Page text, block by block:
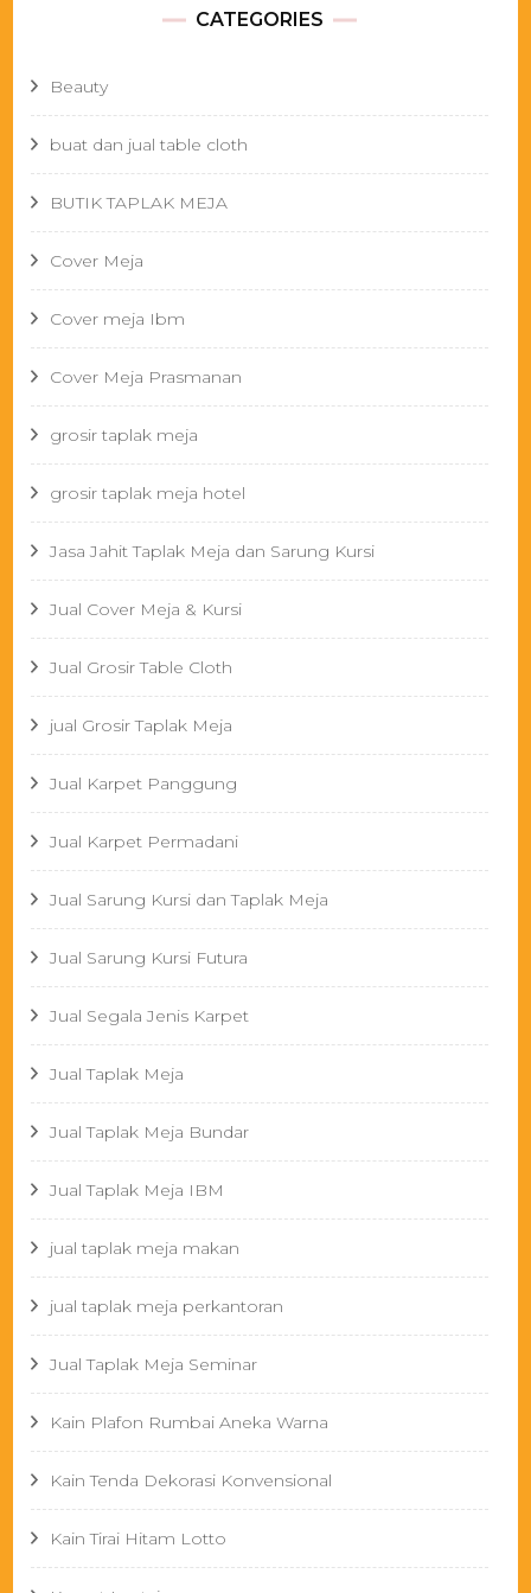
CATEGORIES
Beauty
buat dan jual table cloth
BUTIK TAPLAK MEJA
Cover Meja
Cover meja Ibm
Cover Meja Prasmanan
grosir taplak meja
grosir taplak meja hotel
Jasa Jahit Taplak Meja dan Sarung Kursi
Jual Cover Meja & Kursi
Jual Grosir Table Cloth
jual Grosir Taplak Meja
Jual Karpet Panggung
Jual Karpet Permadani
Jual Sarung Kursi dan Taplak Meja
Jual Sarung Kursi Futura
Jual Segala Jenis Karpet
Jual Taplak Meja
Jual Taplak Meja Bundar
Jual Taplak Meja IBM
jual taplak meja makan
jual taplak meja perkantoran
Jual Taplak Meja Seminar
Kain Plafon Rumbai Aneka Warna
Kain Tenda Dekorasi Konvensional
Kain Tirai Hitam Lotto